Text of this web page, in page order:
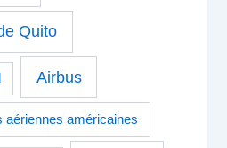
Quito
Airbus
aériennes américaines